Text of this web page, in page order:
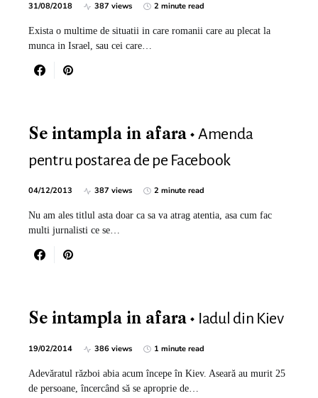
31/08/2018 387 views 2 minute read
Exista o multime de situatii in care romanii care au plecat la
munca in Israel, sau cei care…
Se intampla in afara
Amenda
pentru postarea de pe Facebook
04/12/2013 387 views 2 minute read
Nu am ales titlul asta doar ca sa va atrag atentia, asa cum fac
multi jurnalisti ce se…
Se intampla in afara Iadul din Kiev
19/02/2014 386 views 1 minute read
Adevăratul război abia acum începe în Kiev. Aseară au murit 25
de persoane, încercând să se aproprie de…